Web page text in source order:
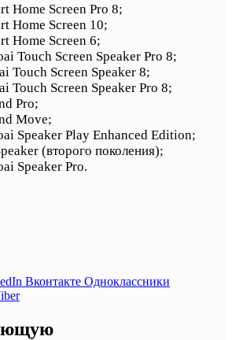
Home Screen Pro 8;
Home Screen 10;
Home Screen 6;
Touch Screen Speaker Pro 8;
Touch Screen Speaker 8;
Touch Screen Speaker Pro 8;
Pro;
Move;
Speaker Play Enhanced Edition;
(второго поколения);
Speaker Pro.
Вконтакте Одноклассники